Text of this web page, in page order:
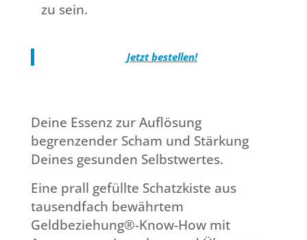
zu sein.
Jetzt bestellen!
Deine Essenz zur Auflösung
begrenzender Scham und Stärkung
Deines gesunden Selbstwertes.
Eine prall gefüllte Schatzkiste aus
tausendfach bewährtem
Geldbeziehung®-Know-How mit